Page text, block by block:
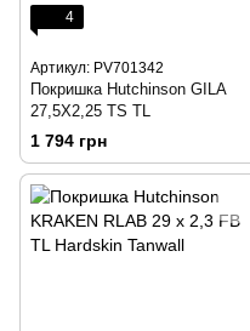
4
Артикул: PV701342
Покришка Hutchinson GILA
27,5X2,25 TS TL
1 794 грн